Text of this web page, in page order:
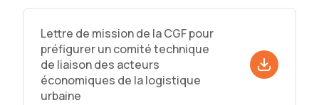
Lettre de mission de la CGF pour
préfigurer un comité technique
de liaison des acteurs
économiques de la logistique
urbaine